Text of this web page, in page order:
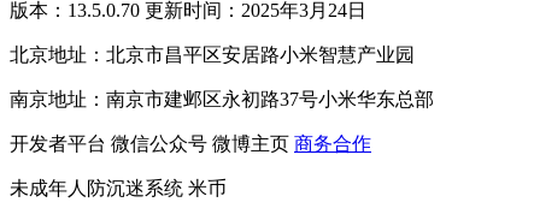
版本：13.5.0.70 更新时间：2025年3月24日
北京地址：北京市昌平区安居路小米智慧产业园
南京地址：南京市建邺区永初路37号小米华东总部
开发者平台 微信公众号 微博主页 商务合作
未成年人防沉迷系统 米币